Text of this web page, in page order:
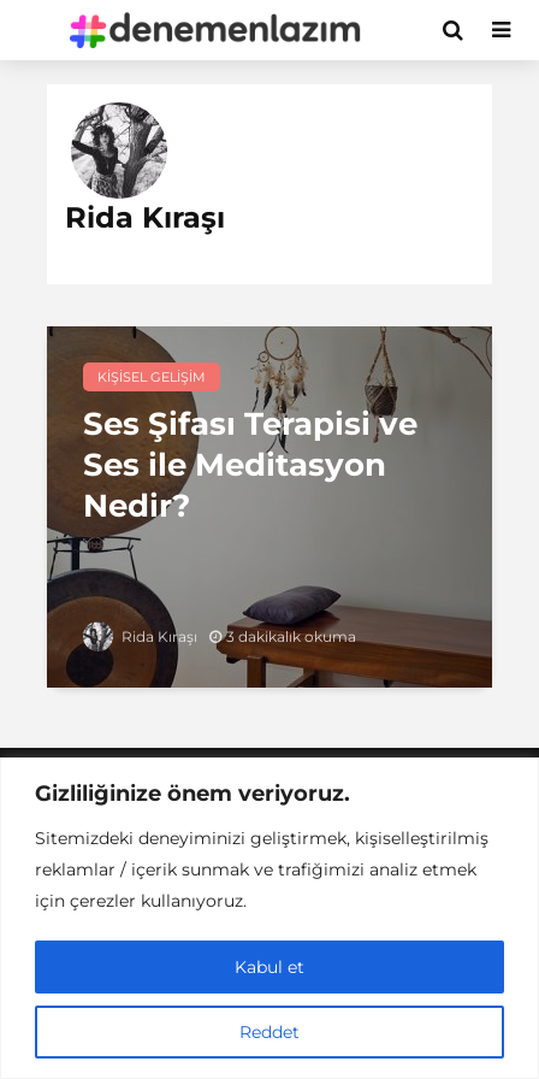
Gizliliğinize önem veriyoruz.
Sitemizdeki deneyiminizi geliştirmek, kişiselleştirilmiş
reklamlar / içerik sunmak ve trafiğimizi analiz etmek
için çerezler kullanıyoruz.
Reddet
Kabul et
Rida Kıraşı
KIŞISEL GELIŞIM
Ses Şifası Terapisi ve
Ses ile Meditasyon
Nedir?
Rida Kıraşı 3 dakikalık okuma
Instant DCPC © Her Hakkı Saklıdır |
This work is licensed under aCreative
Commons Attribution-NonCommercial-NoDerivatives 4.0
International License.